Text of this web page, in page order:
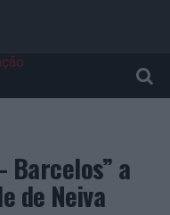
a
de Neiva